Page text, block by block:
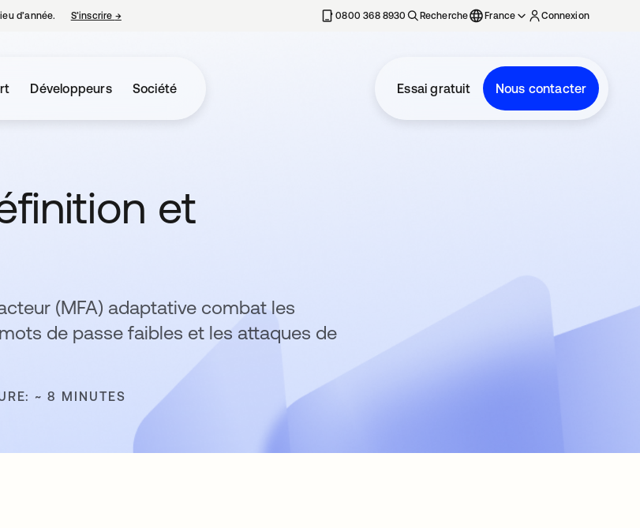
d’année. S’inscrire →s’ouvre dans un nouvel onglet 0800 368 8930 Recherche France Connexion
Développeurs Société Essai gratuit Nous contacter
et
(MFA) adaptative combat les
de passe faibles et les attaques de
~ 8 MINUTES